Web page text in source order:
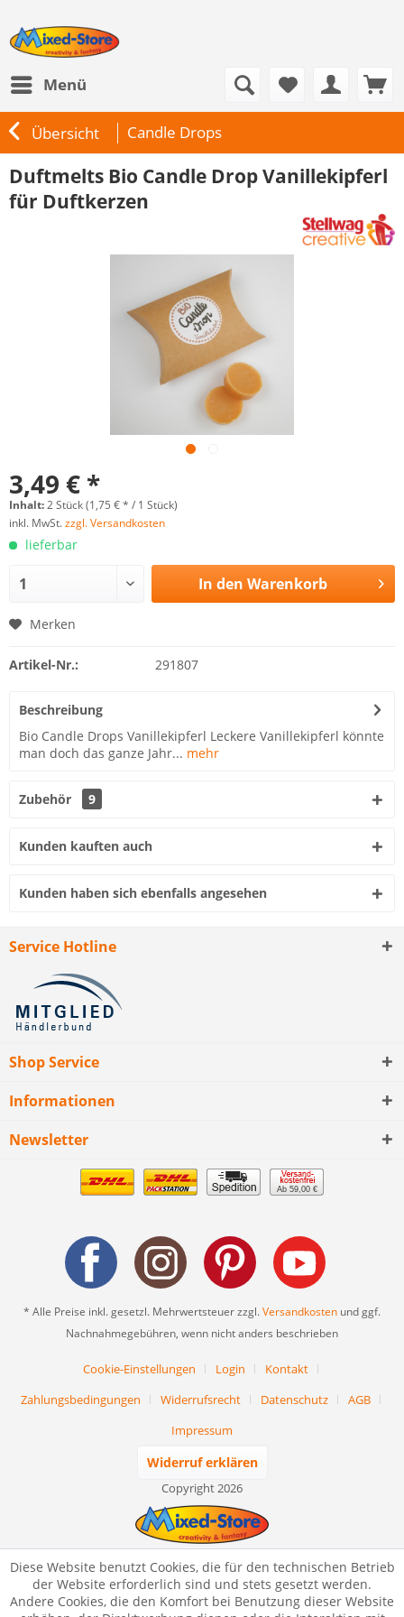
Menü
Übersicht Candle Drops
Duftmelts Bio Candle Drop Vanillekipferl
für Duftkerzen
3,49 € *
Inhalt:2 Stück (1,75 € * / 1 Stück)
inkl. MwSt.zzgl. Versandkosten
lieferbar
In den Warenkorb
Merken
Artikel-Nr.: 291807
Beschreibung
Bio Candle Drops Vanillekipferl Leckere Vanillekipferl könnte
man doch das ganze Jahr... mehr
Zubehör 9
Kunden kauften auch
Kunden haben sich ebenfalls angesehen
Service Hotline
Shop Service
Informationen
Newsletter
Ab 59,00 €
* Alle Preise inkl. gesetzl. Mehrwertsteuer zzgl.Versandkosten und ggf.
Nachnahmegebühren, wenn nicht anders beschrieben
Cookie-Einstellungen Login
Kontakt
Zahlungsbedingungen
Widerrufsrecht Datenschutz
AGB
Impressum
Widerruf erklären
Copyright 2026
Diese Website benutzt Cookies, die für den technischen Betrieb
der Website erforderlich sind und stets gesetzt werden.
Andere Cookies, die den Komfort bei Benutzung dieser Website